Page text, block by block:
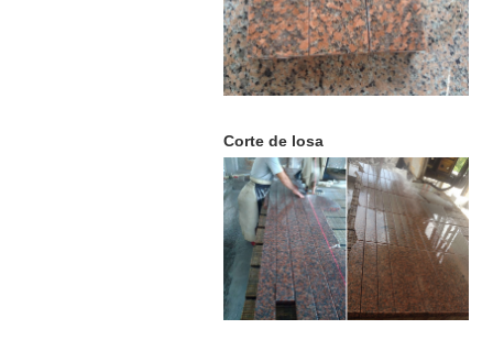
Corte de losa